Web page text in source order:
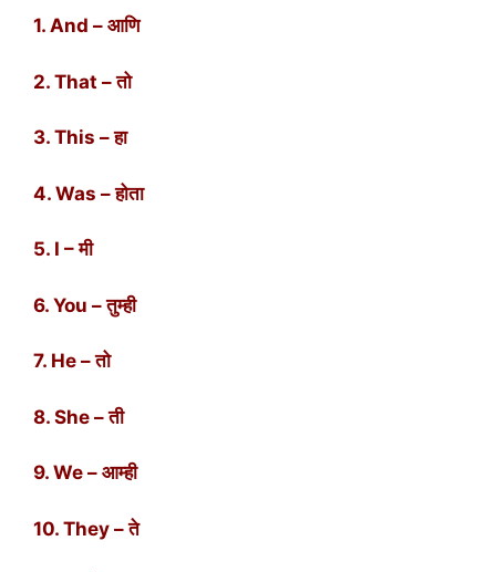
1. And – आणि
2. That – तो
3. This – हा
4. Was – होता
5. I – मी
6. You – तुम्ही
7. He – तो
8. She – ती
9. We – आम्ही
10. They – ते